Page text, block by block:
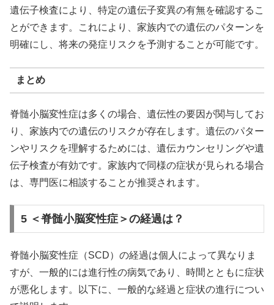
遺伝子検査により、特定の遺伝子変異の有無を確認するこ
とができます。これにより、家族内での遺伝のパターンを
明確にし、将来の発症リスクを予測することが可能です。
まとめ
脊髄小脳変性症は多くの場合、遺伝性の要因が関与してお
り、家族内での遺伝のリスクが存在します。遺伝のパター
ンやリスクを理解するためには、遺伝カウンセリングや遺
伝子検査が有効です。家族内で同様の症状が見られる場合
は、専門医に相談することが推奨されます。
5 ＜脊髄小脳変性症＞の経過は？
脊髄小脳変性症（SCD）の経過は個人によって異なりま
すが、一般的には進行性の病気であり、時間とともに症状
が悪化します。以下に、一般的な経過と症状の進行につい